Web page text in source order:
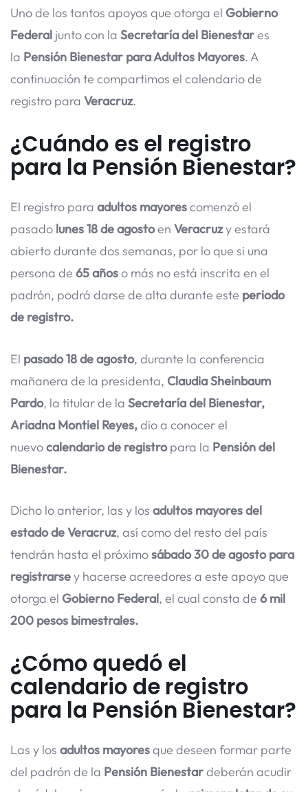
Uno de los tantos apoyos que otorga el Gobierno
Federal junto con la Secretaría del Bienestares
la Pensión Bienestar para Adultos Mayores. A
continuación te compartimos el calendario de
registro para Veracruz.
¿Cuándo es el registro
para la Pensión Bienestar?
El registro para adultos mayorescomenzó el
pasado lunes 18 de agostoen Veracruzy estará
abierto durante dos semanas, por lo que si una
persona de 65 añoso más no está inscrita en el
padrón, podrá darse de alta durante este periodo
de registro.
El pasado 18 de agosto, durante la conferencia
mañanera de la presidenta, Claudia Sheinbaum
Pardo, la titular de la Secretaría del Bienestar,
Ariadna Montiel Reyes,dio a conocer el
nuevocalendario de registropara la Pensión del
Bienestar.
Dicho lo anterior, las y los adultos mayores del
estado de Veracruz, así como del resto del país
tendrán hasta el próximosábado 30 de agosto para
registrarsey hacerse acreedores a este apoyo que
otorga el Gobierno Federal, el cual consta de 6 mil
200 pesos bimestrales.
¿Cómo quedó el
calendario de registro
para la Pensión Bienestar?
Las y los adultos mayoresque deseen formar parte
del padrón de la Pensión Bienestardeberán acudir